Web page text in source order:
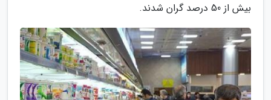
بیش از 50 درصد گران شدند.